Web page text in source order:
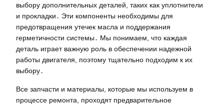
выбору дополнительных деталей, таких как уплотнители
и прокладки․ Эти компоненты необходимы для
предотвращения утечек масла и поддержания
герметичности системы․ Мы понимаем, что каждая
деталь играет важную роль в обеспечении надежной
работы двигателя, поэтому тщательно подходим к их
выбору․
Все запчасти и материалы, которые мы используем в
процессе ремонта, проходят предварительное